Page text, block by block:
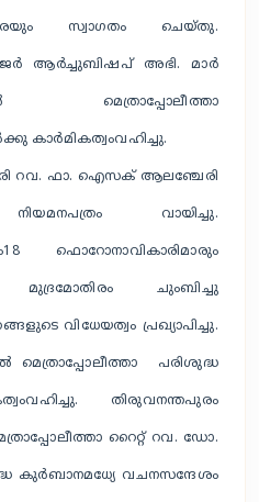
സ്വാഗതം ചെയ്തു.
ആർച്ചുബിഷപ് അഭി. മാർ
റവ. ഫാ. ഐസക് ആലഞ്ചേരി
നിയമനപത്രം വായിച്ചു.
ഫൊറോനാവികാരിമാരും
മുദ്രമോതിരം ചുംബിച്ചു
വിധേയത്വം പ്രഖ്യാപിച്ചു.
പരിശുദ്ധ
തിരുവനന്തപുരം
റൈറ്റ് റവ. ഡോ.
കുർബാനമധ്യേ വചനസന്ദേശം